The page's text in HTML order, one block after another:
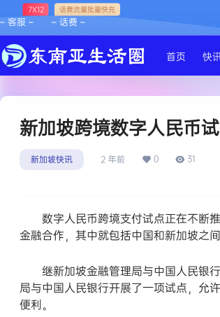
– 客服 –
7X12
– 话费 –
话费流量批量快充
首页 快
新加坡跨境数字人民币
新加坡快讯 2 年前 0 31
数字人民币跨境支付试点正在不断推
金融合作，其中就包括中国和新加坡之
继新加坡金融管理局与中国人民银行
局与中国人民银行开展了一项试点，允
便利。